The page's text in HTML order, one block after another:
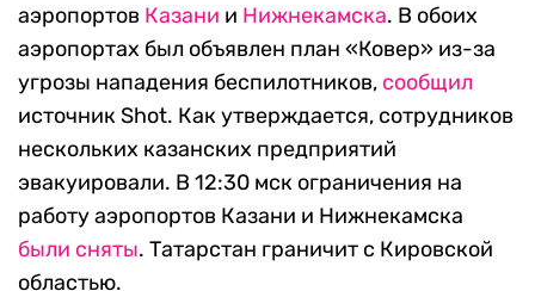
аэропортов Казани и Нижнекамска. В обоих
аэропортах был объявлен план «Ковер» из-за
угрозы нападения беспилотников, сообщил
источник Shot. Как утверждается, сотрудников
нескольких казанских предприятий
эвакуировали. В 12:30 мск ограничения на
работу аэропортов Казани и Нижнекамска
были сняты. Татарстан граничит с Кировской
областью.